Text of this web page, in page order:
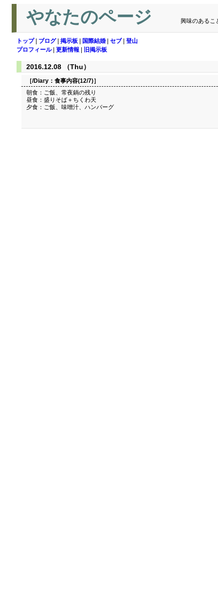
やなたのページ 興味のあるこ
トップ| ブログ| 掲示板 国際結婚 セブ| 登山
プロフィール| 更新情報 旧掲示板
2016.12.08 （Thu）
［/Diary： 食事内容(12/7)］
朝食：ご飯、常夜鍋の残り
昼食：盛りそば＋ちくわ天
夕食：ご飯、味噌汁、ハンバーグ